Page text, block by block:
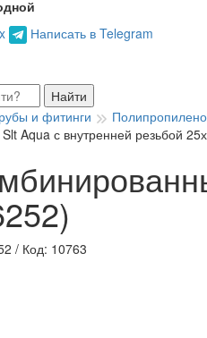
Написать в Telegram
Найти
и фитинги
Aqua с внутренней резьбой
/ Код: 10763